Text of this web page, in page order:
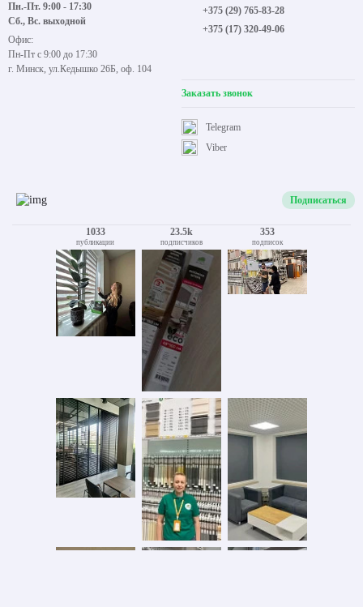
Пн.-Пт. 9:00 - 17:30
Сб., Вс. выходной
Офис:
Пн-Пт с 9:00 до 17:30
г. Минск, ул.Кедышко 26Б, оф. 104
+375 (29) 765-83-28
+375 (17) 320-49-06
Заказать звонок
Viber
Telegram
Подписаться
1033
публикации
23.5k
подписчиков
353
подписок